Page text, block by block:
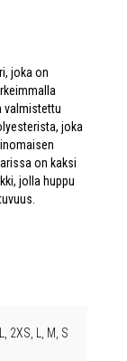
joka on
valmistettu
joka
on kaksi
jolla huppu
2XS, L, M, S